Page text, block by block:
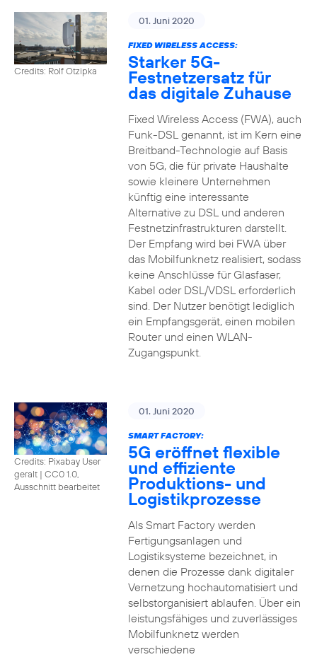
Credits: Rolf Otzipka
01. Juni 2020
FIXED WIRELESS ACCESS:
Starker 5G-
Festnetzersatz für
das digitale Zuhause
Fixed Wireless Access (FWA), auch
Funk-DSL genannt, ist im Kern eine
Breitband-Technologie auf Basis
von 5G, die für private Haushalte
sowie kleinere Unternehmen
künftig eine interessante
Alternative zu DSL und anderen
Festnetzinfrastrukturen darstellt.
Der Empfang wird bei FWA über
das Mobilfunknetz realisiert, sodass
keine Anschlüsse für Glasfaser,
Kabel oder DSL/VDSL erforderlich
sind. Der Nutzer benötigt lediglich
ein Empfangsgerät, einen mobilen
Router und einen WLAN-
Zugangspunkt.
Credits: Pixabay User
geralt | CC0 1.0,
Ausschnitt bearbeitet
01. Juni 2020
SMART FACTORY:
5G eröffnet flexible
und effiziente
Produktions- und
Logistikprozesse
Als Smart Factory werden
Fertigungsanlagen und
Logistiksysteme bezeichnet, in
denen die Prozesse dank digitaler
Vernetzung hochautomatisiert und
selbstorganisiert ablaufen. Über ein
leistungsfähiges und zuverlässiges
Mobilfunknetz werden
verschiedene